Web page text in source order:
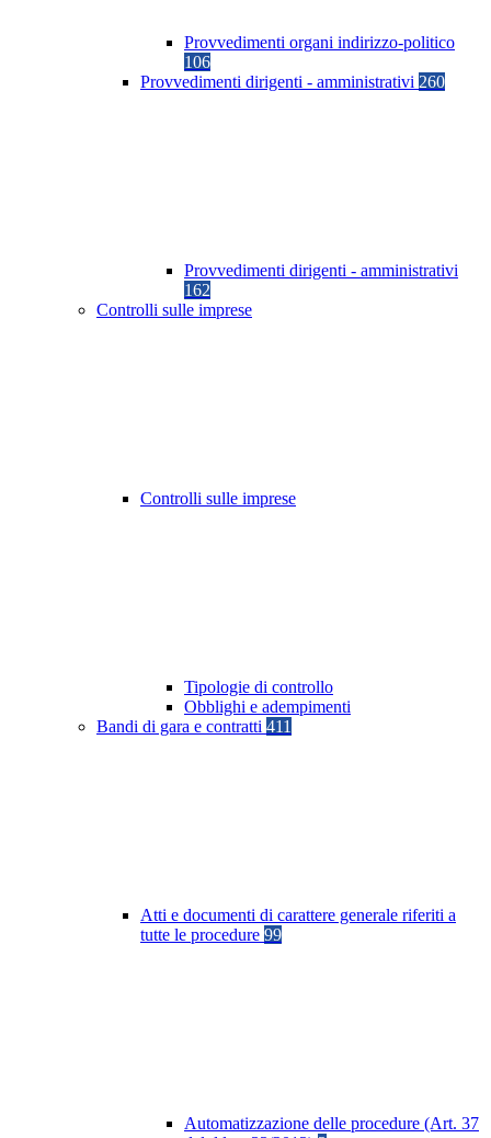
Provvedimenti organi indirizzo-politico
106
Provvedimenti dirigenti - amministrativi 260
Provvedimenti dirigenti - amministrativi
162
Controlli sulle imprese
Controlli sulle imprese
Tipologie di controllo
Obblighi e adempimenti
Bandi di gara e contratti 411
Atti e documenti di carattere generale riferiti a
tutte le procedure 99
Automatizzazione delle procedure (Art. 37